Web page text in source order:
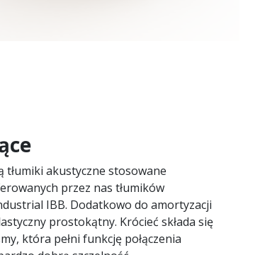
tłumiki akustyczne stosowane
przez nas tłumików
IBB. Dodatkowo do amortyzacji
prostokątny. Krócieć składa się
która pełni funkcję połączenia